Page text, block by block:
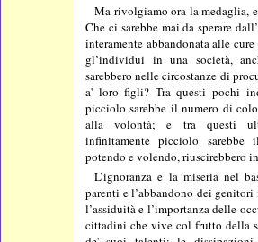
Ma rivolgiamo ora la medaglia,
Che ci sarebbe mai da sperare
interamente abbandonata alle
gl’individui in una società,
sarebbero nelle circostanze di
a' loro figli? Tra questi pochi
picciolo sarebbe il numero di
alla volontà; e tra questi
infinitamente picciolo
potendo e volendo, riuscirebbero
L’ignoranza e la miseria nel
parenti e l’abbandono dei
l’assiduità e l’importanza delle
cittadini che vive col frutto della